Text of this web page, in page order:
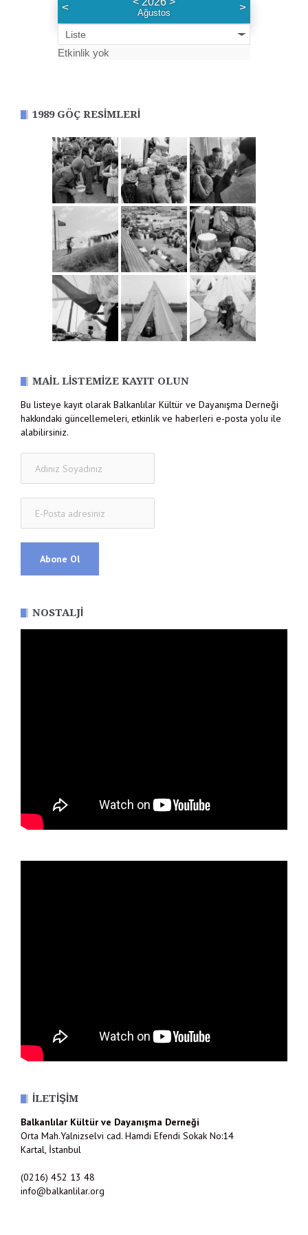
< Ağustos >
Liste
Etkinlik yok
1989 GÖÇ RESIMLERI
MAIL LISTEMIZE KAYIT OLUN
Bu listeye kayıt olarak Balkanlılar Kültür ve Dayanışma Derneği
hakkındaki güncellemeleri, etkinlik ve haberleri e-posta yolu ile
alabilirsiniz.
NOSTALJI
İLETIŞIM
Balkanlılar Kültür ve Dayanışma Derneği
Orta Mah.Yalnizselvi cad. Hamdi Efendi Sokak No:14
Kartal, İstanbul
(0216) 452 13 48
info@balkanlilar.org